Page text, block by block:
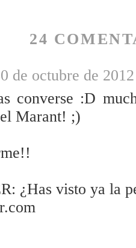
24
de octubre de
converse :D
Marant! ;)
¿Has visto ya la